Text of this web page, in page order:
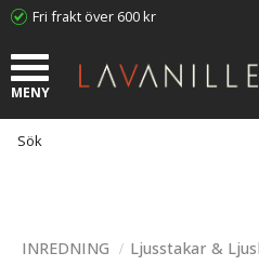
Fri frakt över 600 kr
INREDNING Ljusstakar &